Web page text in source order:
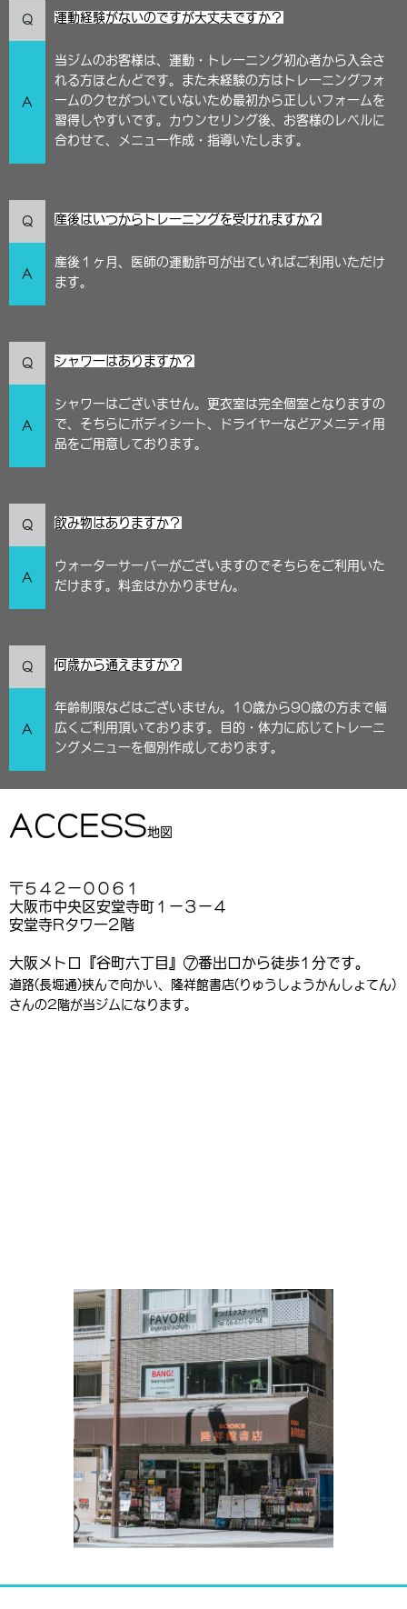
Q 運動経験がないのですが大丈夫ですか？
A
当ジムのお客様は、運動・トレーニング初心者から入会さ
れる方ほとんどです。また未経験の方はトレーニングフォ
ームのクセがついていないため最初から正しいフォームを
習得しやすいです。カウンセリング後、お客様のレベルに
合わせて、メニュー作成・指導いたします。
Q 産後はいつからトレーニングを受けれますか？
A
産後１ヶ月、医師の運動許可が出ていればご利用いただけ
ます。
Q シャワーはありますか？
A
シャワーはございません。更衣室は完全個室となりますの
で、そちらにボディシート、ドライヤーなどアメニティ用
品をご用意しております。
Q 飲み物はありますか？
A
ウォーターサーバーがございますのでそちらをご利用いた
だけます。料金はかかりません。
Q 何歳から通えますか？
A
年齢制限などはございません。10歳から90歳の方まで幅
広くご利用頂いております。目的・体力に応じてトレーニ
ングメニューを個別作成しております。
ACCESS地図
〒５４２－００６１
大阪市中央区安堂寺町１－３－４
安堂寺Rタワー2階
大阪メトロ『谷町六丁目』⑦番出口から徒歩1分です。
道路(長堀通)挟んで向かい、隆祥館書店(りゅうしょうかんしょてん)
さんの2階が当ジムになります。